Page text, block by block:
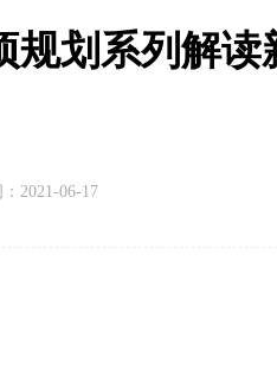
规划系列解
2021-06-17